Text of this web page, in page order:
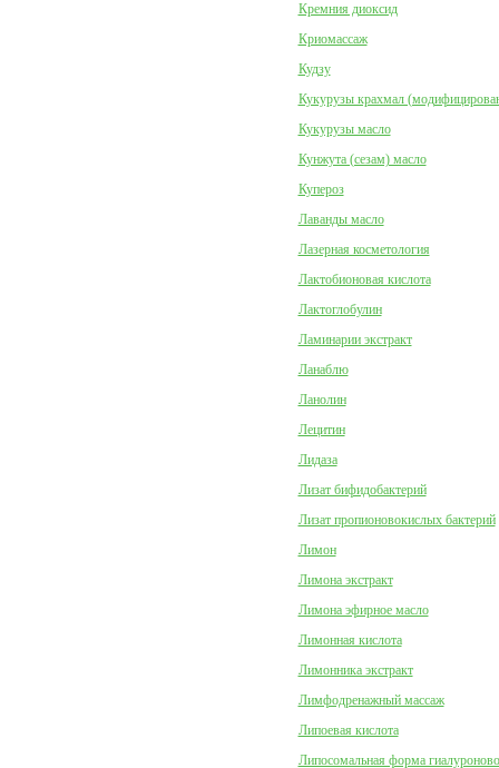
Кремния диоксид
Криомассаж
Кудзу
Кукурузы крахмал
Кукурузы масло
Кунжута (сезам) масло
Купероз
Лаванды масло
Лазерная косметология
Лактобионовая кислота
Лактоглобулин
Ламинарии экстракт
Ланаблю
Ланолин
Лецитин
Лидаза
Лизат бифидобактерий
Лизат пропионовокислых бактерий
Лимон
Лимона экстракт
Лимона эфирное масло
Лимонная кислота
Лимонника экстракт
Лимфодренажный массаж
Липоевая кислота
Липосомальная форма